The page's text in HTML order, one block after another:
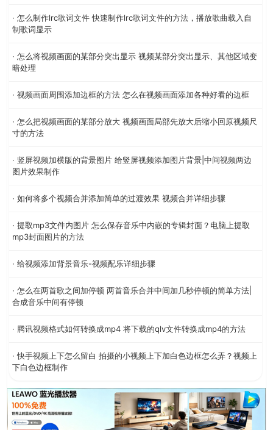
· 怎么制作lrc歌词文件 快速制作lrc歌词文件的方法，播放歌曲载入自
制歌词显示
· 怎么将视频画面的某部分突出显示 视频某部分突出显示、其他区域变
暗处理
· 视频画面周围添加边框的方法 怎么在视频画面添加各种好看的边框
· 怎么把视频画面的某部分放大 视频画面局部先放大后缩小回原视频尺
寸的方法
· 竖屏视频加横版的背景图片 给竖屏视频添加图片背景|中间视频两边
图片效果制作
· 如何将多个视频合并添加简单的过渡效果 视频合并详细步骤
· 提取mp3文件内图片 怎么保存音乐中内嵌的专辑封面？电脑上提取
mp3封面图片的方法
· 给视频添加背景音乐-视频配乐详细步骤
· 怎么在两首歌之间加停顿 两首音乐合并中间加几秒停顿的简单方法|
合成音乐中间有停顿
· 腾讯视频格式如何转换成mp4 将下载的qlv文件转换成mp4的方法
· 快手视频上下怎么留白 拍摄的小视频上下加白色边框怎么弄？视频上
下白色边框制作